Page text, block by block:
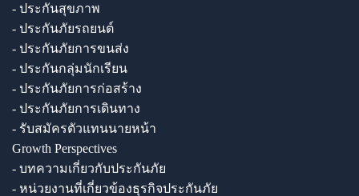
- ประกันสุขภาพ
- ประกันภัยรถยนต์
- ประกันภัยการขนส่ง
- ประกันกลุ่มนักเรียน
- ประกันภัยการก่อสร้าง
- ประกันภัยการเดินทาง
- รับสมัครตัวแทนนายหน้า
Growth Perspectives
- บทความเกี่ยวกับประกันภัย
- หน่วยงานที่เกี่ยวข้องธุรกิจประกันภัย